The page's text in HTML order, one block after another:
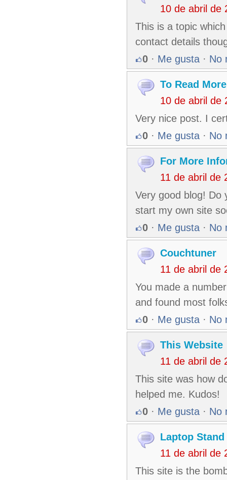
10 de abril de
This is a topic
contact details
0 · Me gusta · No
To Read More
10 de abril de
Very nice post. I
0 · Me gusta · No
For More
11 de abril de
Very good blog! Do
start my own site
0 · Me gusta · No
Couchtuner
11 de abril de
You made a
and found most
0 · Me gusta · No
This Website
11 de abril de
This site was how
helped me. Kudos!
0 · Me gusta · No
Laptop Stand
11 de abril de
This site is the